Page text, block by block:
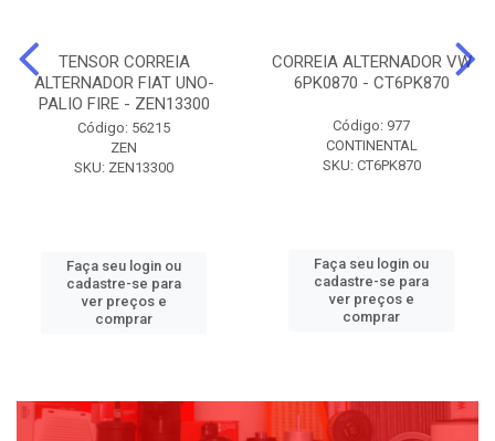
TENSOR CORREIA
ALTERNADOR FIAT UNO-
PALIO FIRE - ZEN13300
Código: 56215
ZEN
SKU: ZEN13300
Faça seu login ou
cadastre-se para
ver preços e
comprar
CORREIA ALTERNADOR VW
6PK0870 - CT6PK870
Código: 977
CONTINENTAL
SKU: CT6PK870
Faça seu login ou
cadastre-se para
ver preços e
comprar